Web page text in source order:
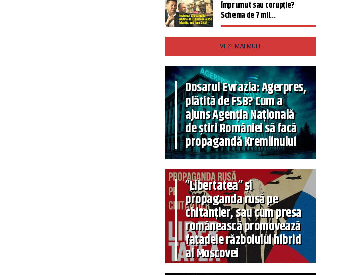
Împrumut sau corupție?
Schema de 7 mil...
VEZI MAI MULT
Dosarul Evrazia: Agerpres,
plătită de FSB? Cum a
ajuns Agenția Națională
de știri României să facă
propagandă Kremlinului
”Libertatea” și
propaganda rusă pe
chitanțier, sau cum presa
românească promovează
fațadele războiului hibrid
al Moscovei